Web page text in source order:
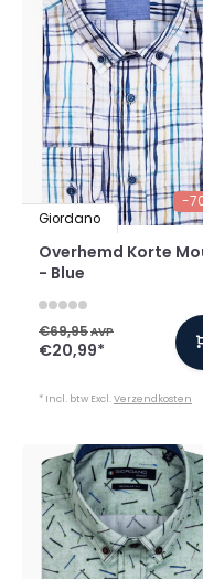
-
Giordano
Overhemd Korte
- Blue
€69,95AVP
€20,99*
* Incl. btw Excl.Verzendkosten